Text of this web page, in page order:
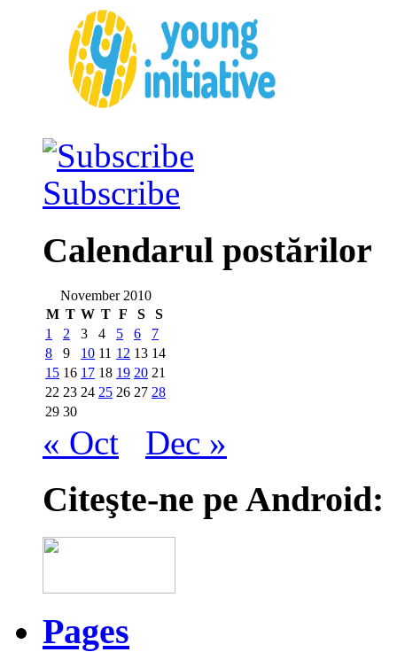
Subscribe
Calendarul postărilor
November 2010
M T W T F S
S
1
2 3 4 5 6
7
8
9 10 11 12 13 14
15 16 17 18 19 20 21
22 23 24 25 26 27 28
29 30
« Oct Dec »
Citeşte-ne pe Android:
Pages